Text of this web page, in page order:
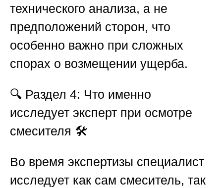
технического анализа, а не
предположений сторон, что
особенно важно при сложных
спорах о возмещении ущерба.
🔍 Раздел 4: Что именно
исследует эксперт при осмотре
смесителя 🛠️
Во время экспертизы специалист
исследует как сам смеситель, так